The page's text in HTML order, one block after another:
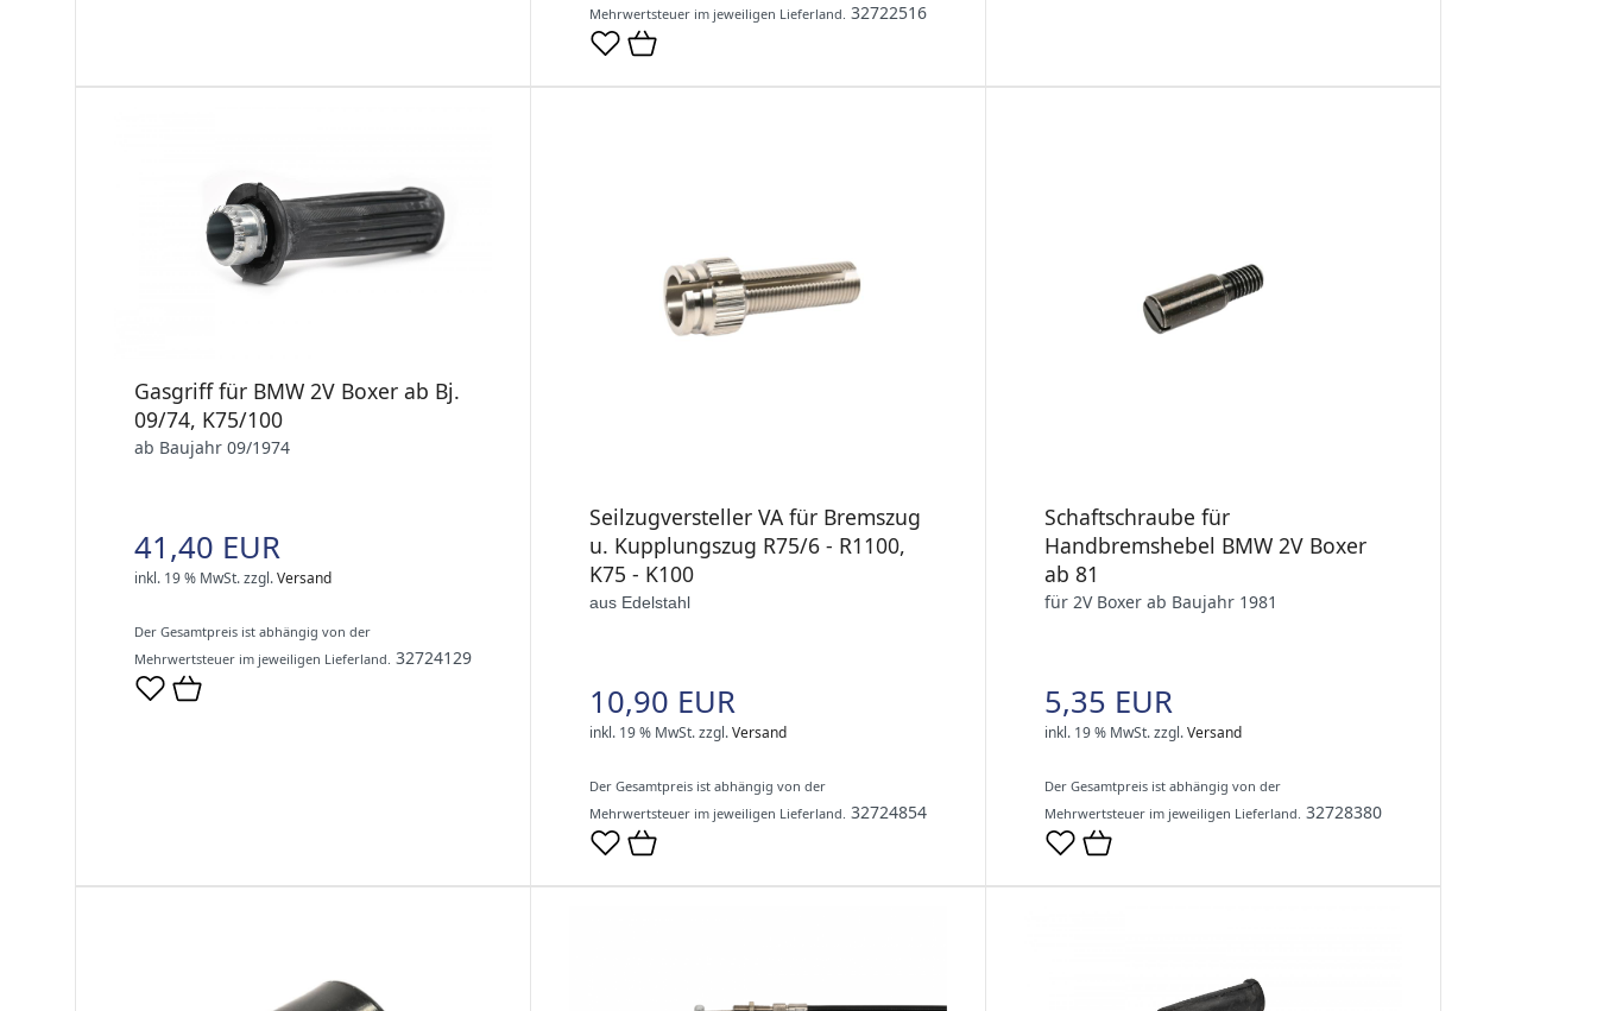
Mehrwertsteuer im jeweiligen Lieferland. 32722516
Gasgriff für BMW 2V Boxer ab Bj.
09/74, K75/100
ab Baujahr 09/1974
41,40 EUR
inkl. 19 % MwSt.zzgl.Versand
Der Gesamtpreis ist abhängig von der
Mehrwertsteuer im jeweiligen Lieferland. 32724129
Seilzugversteller VA für Bremszug
u. Kupplungszug R75/6 - R1100,
K75 - K100
aus Edelstahl
10,90 EUR
inkl. 19 % MwSt.zzgl.Versand
Der Gesamtpreis ist abhängig von der
Mehrwertsteuer im jeweiligen Lieferland. 32724854
Schaftschraube für
Handbremshebel BMW 2V Boxer
ab 81
für 2V Boxer ab Baujahr 1981
5,35 EUR
inkl. 19 % MwSt.zzgl.Versand
Der Gesamtpreis ist abhängig von der
Mehrwertsteuer im jeweiligen Lieferland. 32728380